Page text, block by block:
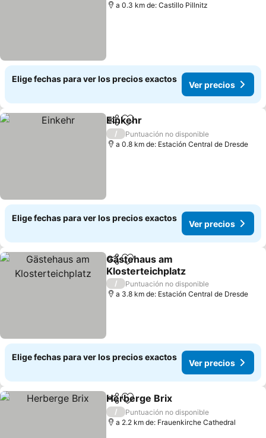
a 0.3 km de: Castillo Pillnitz
Elige fechas para ver los precios exactos
Ver precios
CompartirAgregar a favoritos
Einkehr
/
Puntuación no disponible
a 0.8 km de: Estación Central de Dresde
Elige fechas para ver los precios exactos
Ver precios
CompartirAgregar a favoritos
Gästehaus am
Klosterteichplatz
/
Puntuación no disponible
a 3.8 km de: Estación Central de Dresde
Elige fechas para ver los precios exactos
Ver precios
CompartirAgregar a favoritos
Herberge Brix
/
Puntuación no disponible
a 2.2 km de: Frauenkirche Cathedral